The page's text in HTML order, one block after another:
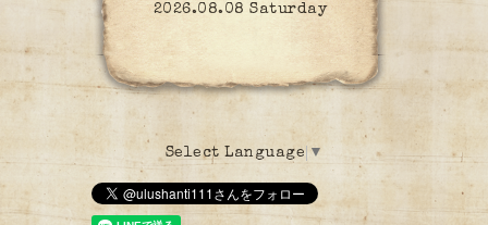
2026.08.08 Saturday
Select Language ▼